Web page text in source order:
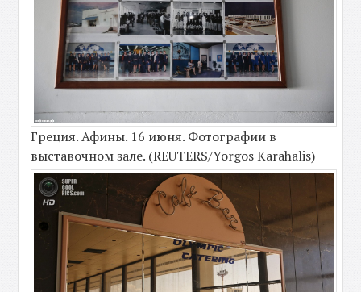
Греция. Афины. 16 июня. Фотографии в
выставочном зале. (REUTERS/Yorgos Karahalis)